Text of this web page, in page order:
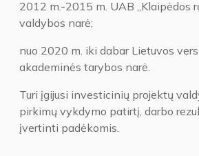
2012 m.-2015 m. UAB „Klaipėdos
valdybos narė;
nuo 2020 m. iki dabar Lietuvos
akademinės tarybos narė.
Turi įgijusi investicinių projektų
pirkimų vykdymo patirtį, darbo
įvertinti padėkomis.